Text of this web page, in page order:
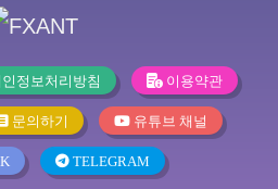
정보처리방침 이용약관
문의하기 유튜브 채널
TELEGRAM